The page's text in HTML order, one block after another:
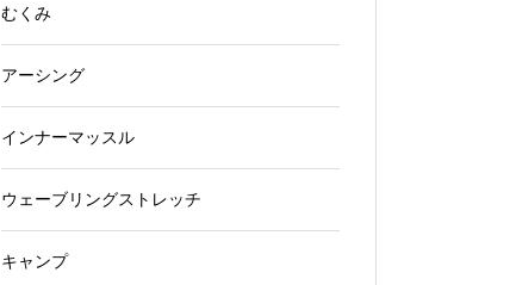
むくみ
アーシング
インナーマッスル
ウェーブリングストレッチ
キャンプ